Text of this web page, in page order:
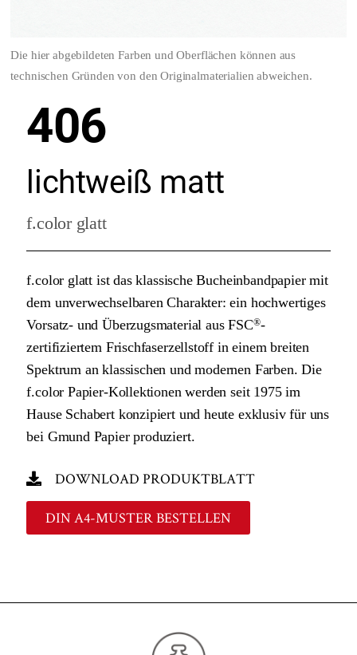
Die hier abgebildeten Farben und Oberflächen können aus
technischen Gründen von den Originalmaterialien abweichen.
406
lichtweiß matt
f.color glatt
f.color glatt ist das klassische Bucheinbandpapier mit
dem unverwechselbaren Charakter: ein hochwertiges
Vorsatz- und Überzugsmaterial aus FSC®-
zertifiziertem Frischfaserzellstoff in einem breiten
Spektrum an klassischen und modernen Farben. Die
f.color Papier-Kollektionen werden seit 1975 im
Hause Schabert konzipiert und heute exklusiv für uns
bei Gmund Papier produziert.
DOWNLOAD PRODUKTBLATT
DIN A4-MUSTER BESTELLEN